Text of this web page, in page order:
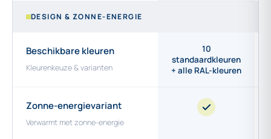
DESIGN & ZONNE-ENERGIE
Beschikbare kleuren
Kleurenkeuze & varianten
10
standaardkleuren
+ alle RAL-kleuren
Zonne-energievariant
Verwarmt met zonne-energie